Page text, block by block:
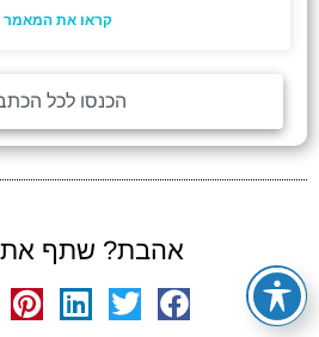
קראו את המאמר
הכנסו לכל
אהבת? שתף את